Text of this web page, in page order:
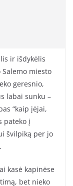
ir išdykėlis
miesto
geresnio,
labai sunku –
“kaip įėjai,
pateko į
švilpiką per jo
kasė kapinėse
bet nieko